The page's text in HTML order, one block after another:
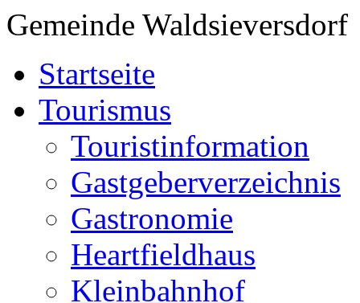
Gemeinde Waldsieversdorf
Startseite
Tourismus
Touristinformation
Gastgeberverzeichnis
Gastronomie
Heartfieldhaus
Kleinbahnhof